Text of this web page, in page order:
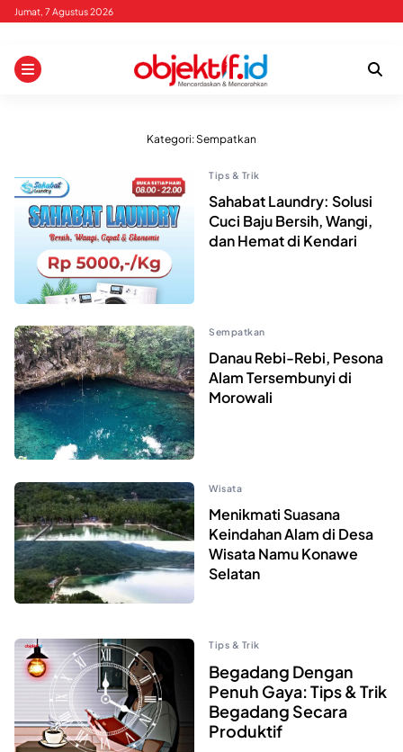
Skip
content
Jumat, 7 Agustus 2026
Kategori:Sempatkan
Tips & Trik
Sahabat Laundry: Solusi
Cuci Baju Bersih, Wangi,
dan Hemat di Kendari
Sempatkan
Danau Rebi-Rebi, Pesona
Alam Tersembunyi di
Morowali
Wisata
Menikmati Suasana
Keindahan Alam di Desa
Wisata Namu Konawe
Selatan
Tips & Trik
Begadang Dengan
Penuh Gaya: Tips & Trik
Begadang Secara
Produktif